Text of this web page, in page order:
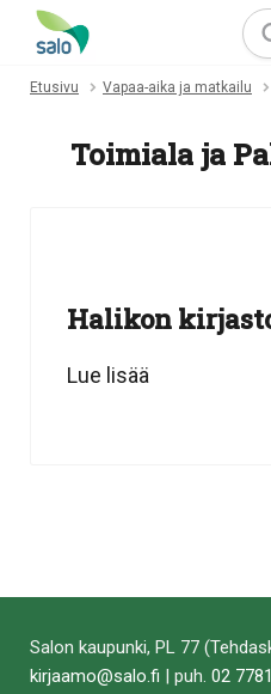
Etusivu Vapaa-aika ja matkailu
Toimiala ja
Halikon
Lue lisää
Salon kaupunki, PL 77
kirjaamo@salo.fi | puh. 02 7781